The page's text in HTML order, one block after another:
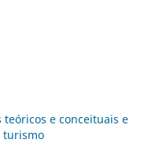
e conceituais e
turismo